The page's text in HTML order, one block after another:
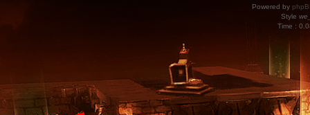
Powered by
Style
Time :